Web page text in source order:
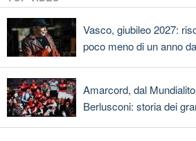
Vasco, giubileo 2027:
poco meno di un anno
Amarcord, dal
Berlusconi: storia dei